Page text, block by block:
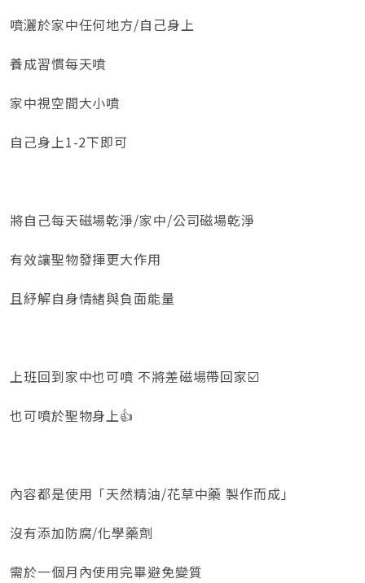
噴灑於家中任何地方/自己身上
養成習慣每天噴
家中視空間大小噴
自己身上1-2下即可
將自己每天磁場乾淨/家中/公司磁場乾淨
有效讓聖物發揮更大作用
且紓解自身情緒與負面能量
上班回到家中也可噴 不將差磁場帶回家☑️
也可噴於聖物身上👍
內容都是使用「天然精油/花草中藥 製作而成」
沒有添加防腐/化學藥劑
需於一個月內使用完畢避免變質